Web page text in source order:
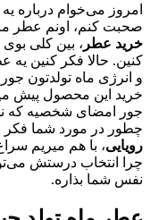
امروز می‌خوام درباره
صحبت کنم، اونم عطر
خرید عطر ، بین کلی بوی
کنین. حالا فکر کنین
و انرژی ماه تولدتون
خرید این محصول پیش
جور امضای شخصیه که
چطور در مورد شما فکر
رویایی، با هم میریم
چرا انتخاب درستش
نفس شما بذاره.